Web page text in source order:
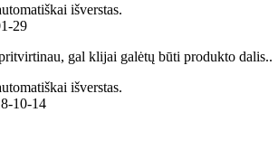
išverstas.
gal klijai galėtų būti produkto dalis..
išverstas.